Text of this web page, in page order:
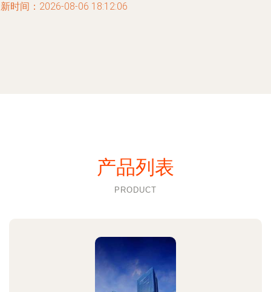
时间：2026-08-06 18:12:06
产品列表
PRODUCT